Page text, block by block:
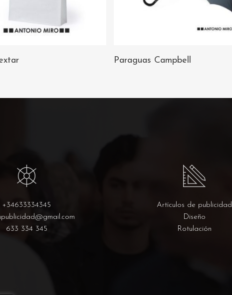
AÑADIR AL
CARRITO
Paraguas Campbell
+34633334345
633 334 345
Artículos de publicidad
Diseño
Rotulación